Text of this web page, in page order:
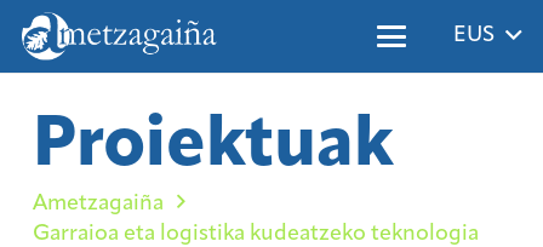
EUS
Proiektuak
Ametzagaiña
Garraioa eta logistika kudeatzeko teknologia